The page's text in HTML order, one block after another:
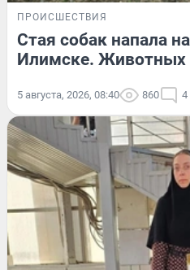
ПРОИСШЕСТВИЯ
Стая собак напала
Илимске. Животных
5 августа, 2026, 08:40 860 4